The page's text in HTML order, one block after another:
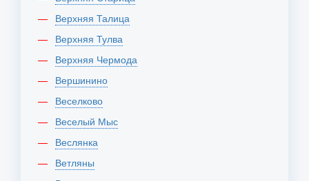
Верхняя Талица
Верхняя Тулва
Верхняя Чермода
Вершинино
Веселково
Веселый Мыс
Веслянка
Ветляны